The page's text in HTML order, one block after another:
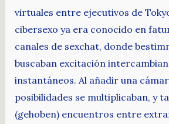
virtuales entre ejecutivos de
cibersexo ya era conocido en
canales de sexchat, donde
buscaban excitación
instantáneos. Al añadir una
posibilidades se multiplicaban, y
(gehoben) encuentros entre